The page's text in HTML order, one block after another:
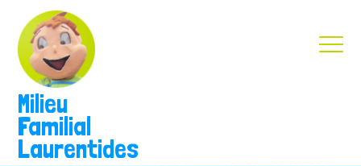
Milieu
Familial
Laurentides